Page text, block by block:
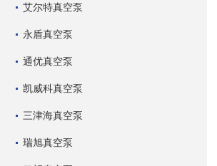
艾尔特真空泵
永盾真空泵
通优真空泵
凯威科真空泵
三津海真空泵
瑞旭真空泵